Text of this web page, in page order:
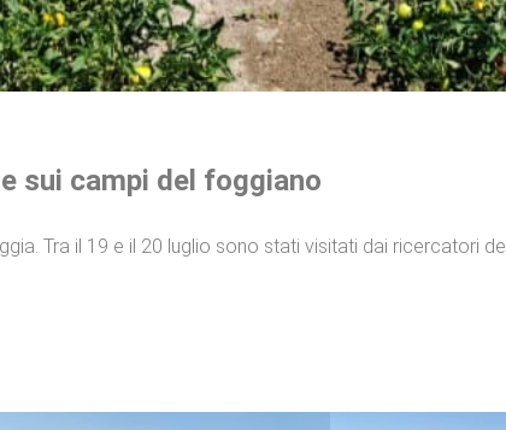
sui campi del foggiano
Tra il 19 e il 20 luglio sono stati visitati dai ricercatori